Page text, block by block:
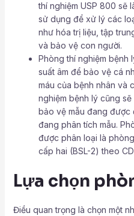
thí nghiệm USP 800 sẽ
sử dụng để xử lý các
như hóa trị liệu, tập
và bảo vệ con người.
Phòng thí nghiệm bệnh
suất âm để bảo vệ cá
máu của bệnh nhân và
nghiệm bệnh lý cũng
bảo vệ mẫu đang được
đang phân tích mẫu.
được phân loại là
cấp hai (BSL-2) theo
Lựa chọn
Điều quan trọng là chọn một